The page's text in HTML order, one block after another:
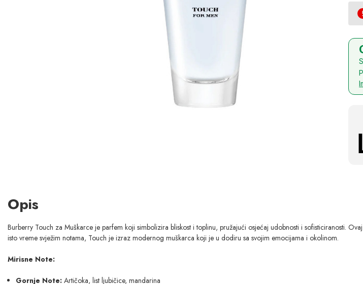
Opis
Burberry Touch za Muškarce je parfem koji simbolizira bliskost i toplinu, pružajući osjećaj udobnosti i sofisticiranosti.
isto vreme svježim notama, Touch je izraz modernog muškarca koji je u dodiru sa svojim emocijama i okolinom.
Mirisne Note:
Gornje Note: Artičoka, list ljubičice, mandarina